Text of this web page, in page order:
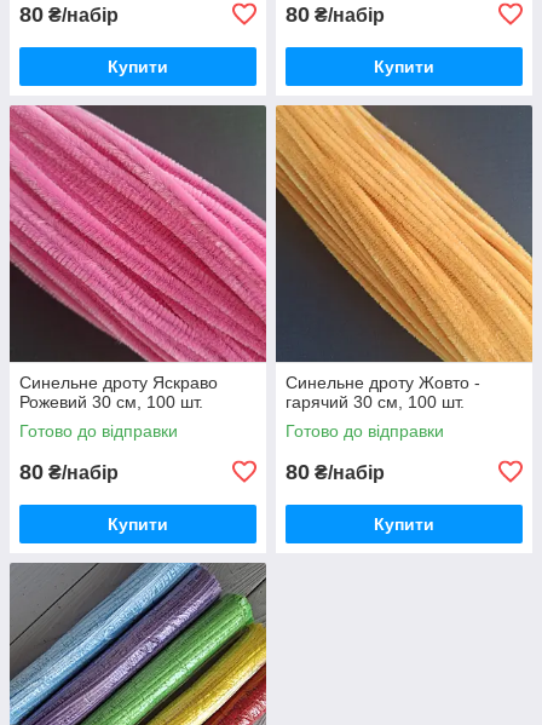
80 ₴/набір
Купити
80 ₴/набір
Купити
Синельне дроту Яскраво
Рожевий 30 см, 100 шт.
Готово до відправки
80 ₴/набір
Купити
Синельне дроту Жовто -
гарячий 30 см, 100 шт.
Готово до відправки
80 ₴/набір
Купити